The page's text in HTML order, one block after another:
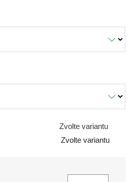
Zvolte variantu
Zvolte variantu